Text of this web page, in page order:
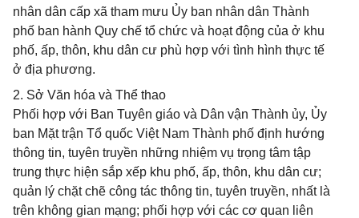
nhân dân cấp xã tham mưu Ủy ban nhân dân Thành
phố ban hành Quy chế tổ chức và hoạt động của ở khu
phố, ấp, thôn, khu dân cư phù hợp với tình hình thực tế
ở địa phương.
2. Sở Văn hóa và Thể thao
Phối hợp với Ban Tuyên giáo và Dân vận Thành ủy, Ủy
ban Mặt trận Tổ quốc Việt Nam Thành phố định hướng
thông tin, tuyên truyền những nhiệm vụ trọng tâm tập
trung thực hiện sắp xếp khu phố, ấp, thôn, khu dân cư;
quản lý chặt chẽ công tác thông tin, tuyên truyền, nhất là
trên không gian mạng; phối hợp với các cơ quan liên